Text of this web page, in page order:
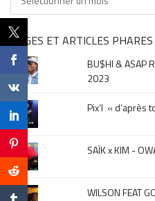
cherches
clip
&
musique,
click
sur
le
mois
de
la
sortie
.
PAGES ET ARTICLES PHARES
BU$HI & ASAP
2023
Pix’l « d’après
SAÏK x KIM -
WILSON FEAT